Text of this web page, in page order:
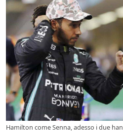
Hamilton come Senna, adesso i due